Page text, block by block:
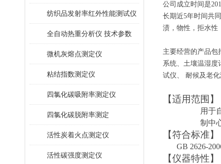
纺织品发射率红外性能测试仪
全自动热重分析仪 技术参数
微机灰熔点测定仪
粘结指数测定仪
四氯化碳吸附率测定仪
四氯化碳脱附率测定
活性炭着火点测定仪
活性碳强度测定仪
公司成立时间是
长期近5年时间共
渍，物性，拒水性
主要经营的产品包
系统、土壤温湿度
试仪、 耐候及老
【适用范围】
用于
制中
【符合标准】
GB 2626-
【仪器特性】